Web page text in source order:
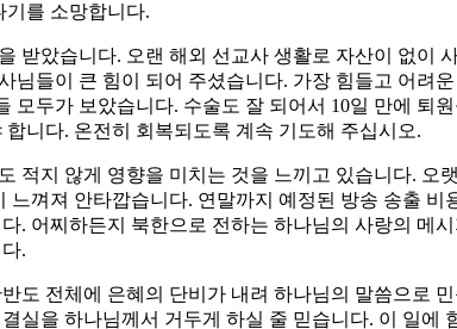
기를 소망합니다.
받았습니다. 오랜 해외 선교사 생활로 자산이 없이
님들이 큰 힘이 되어 주셨습니다. 가장 힘들고 어려
모두가 보았습니다. 수술도 잘 되어서 10일 만에 퇴
니다. 온전히 회복되도록 계속 기도해 주십시오.
적지 않게 영향을 미치는 것을 느끼고 있습니다. 오
껴져 안타깝습니다. 연말까지 예정된 방송 송출 비
. 어찌하든지 북한으로 전하는 하나님의 사랑의 메
.
도 전체에 은혜의 단비가 내려 하나님의 말씀으로
실을 하나님께서 거두게 하실 줄 믿습니다. 이 일에